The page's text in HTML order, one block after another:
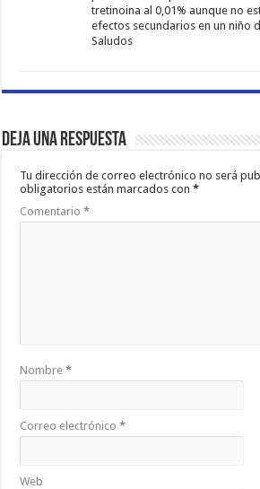
tretinoina al 0,01% aunque no
efectos secundarios en un niño
Saludos
Deja una respuesta
Tu dirección de correo electrónico no será
obligatorios están marcados con*
Comentario*
Nombre*
Correo electrónico*
Web